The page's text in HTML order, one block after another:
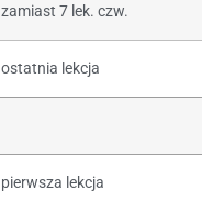
zamiast 7 lek. czw.
ostatnia lekcja
pierwsza lekcja